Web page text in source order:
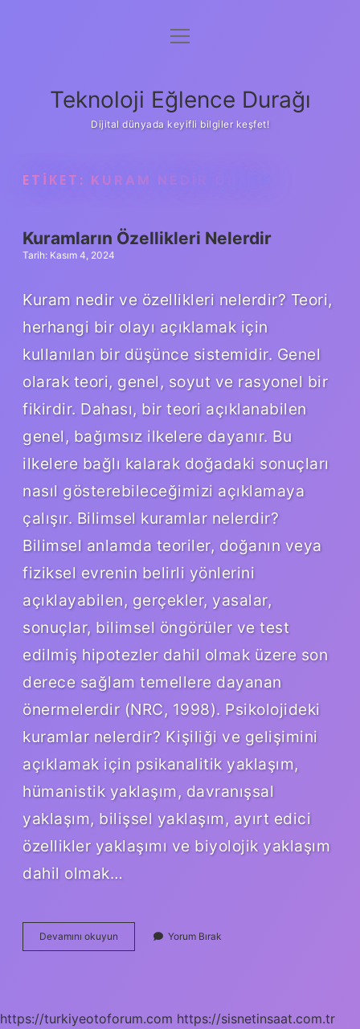
Anasayfa
Yasal Uyarı
menüyü
Teknoloji Eğlence Durağı
Dijital dünyada keyifli bilgiler keşfet!
ETIKET: KURAM NEDIR ÖRNEK
Kuramların Özellikleri Nelerdir
Tarih: Kasım 4, 2024
Kuram nedir ve özellikleri nelerdir? Teori,
herhangi bir olayı açıklamak için
kullanılan bir düşünce sistemidir. Genel
olarak teori, genel, soyut ve rasyonel bir
fikirdir. Dahası, bir teori açıklanabilen
genel, bağımsız ilkelere dayanır. Bu
ilkelere bağlı kalarak doğadaki sonuçları
nasıl gösterebileceğimizi açıklamaya
çalışır. Bilimsel kuramlar nelerdir?
Bilimsel anlamda teoriler, doğanın veya
fiziksel evrenin belirli yönlerini
açıklayabilen, gerçekler, yasalar,
sonuçlar, bilimsel öngörüler ve test
edilmiş hipotezler dahil olmak üzere son
derece sağlam temellere dayanan
önermelerdir (NRC, 1998). Psikolojideki
kuramlar nelerdir? Kişiliği ve gelişimini
açıklamak için psikanalitik yaklaşım,
hümanistik yaklaşım, davranışsal
yaklaşım, bilişsel yaklaşım, ayırt edici
özellikler yaklaşımı ve biyolojik yaklaşım
dahil olmak…
Devamını okuyun Kuramların
Özellikleri
Yorum Bırak
https://turkiyeotoforum.com https://sisnetinsaat.com.tr